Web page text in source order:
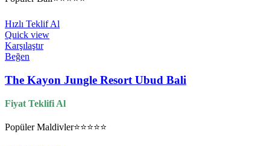
Hızlı Teklif Al
Quick view
Karşılaştır
Beğen
The Kayon Jungle Resort Ubud Bali
Fiyat Teklifi Al
Popüler Maldivler⭐⭐⭐⭐⭐